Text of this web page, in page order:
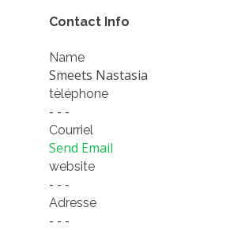
Contact Info
Name
Smeets Nastasia
tèléphone
- - -
Courriel
Send Email
website
- - -
Adresse
- - -